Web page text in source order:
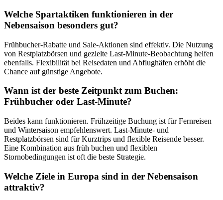
Welche Spartaktiken funktionieren in der
Nebensaison besonders gut?
Frühbucher-Rabatte und Sale-Aktionen sind effektiv. Die Nutzung
von Restplatzbörsen und gezielte Last-Minute-Beobachtung helfen
ebenfalls. Flexibilität bei Reisedaten und Abflughäfen erhöht die
Chance auf günstige Angebote.
Wann ist der beste Zeitpunkt zum Buchen:
Frühbucher oder Last-Minute?
Beides kann funktionieren. Frühzeitige Buchung ist für Fernreisen
und Wintersaison empfehlenswert. Last-Minute- und
Restplatzbörsen sind für Kurztrips und flexible Reisende besser.
Eine Kombination aus früh buchen und flexiblen
Stornobedingungen ist oft die beste Strategie.
Welche Ziele in Europa sind in der Nebensaison
attraktiv?